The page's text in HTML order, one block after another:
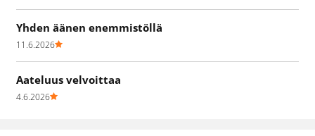
Yhden äänen enemmistöllä
11.6.2026
Aateluus velvoittaa
4.6.2026